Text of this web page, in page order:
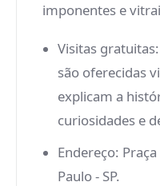
imponentes e
Visitas gratuitas
são oferecidas
explicam a
curiosidades e
Endereço:
Paulo - SP.